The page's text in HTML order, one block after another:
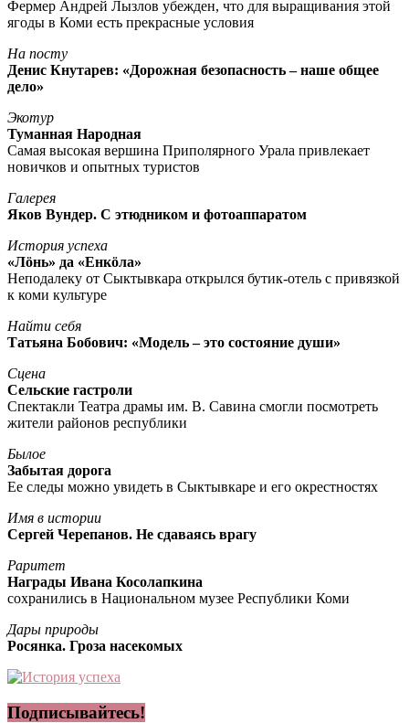
Фермер Андрей Лызлов убежден, что для выращивания этой
ягоды в Коми есть прекрасные условия
На посту
Денис Кнутарев: «Дорожная безопасность – наше общее
дело»
Экотур
Туманная Народная
Самая высокая вершина Приполярного Урала привлекает
новичков и опытных туристов
Галерея
Яков Вундер. С этюдником и фотоаппаратом
История успеха
«Лöнь» да «Енкöла»
Неподалеку от Сыктывкара открылся бутик-отель с привязкой
к коми культуре
Найти себя
Татьяна Бобович: «Модель – это состояние души»
Сцена
Сельские гастроли
Спектакли Театра драмы им. В. Савина смогли посмотреть
жители районов республики
Былое
Забытая дорога
Ее следы можно увидеть в Сыктывкаре и его окрестностях
Имя в истории
Сергей Черепанов. Не сдаваясь врагу
Раритет
Награды Ивана Косолапкина
сохранились в Национальном музее Республики Коми
Дары природы
Росянка. Гроза насекомых
Подписывайтесь!